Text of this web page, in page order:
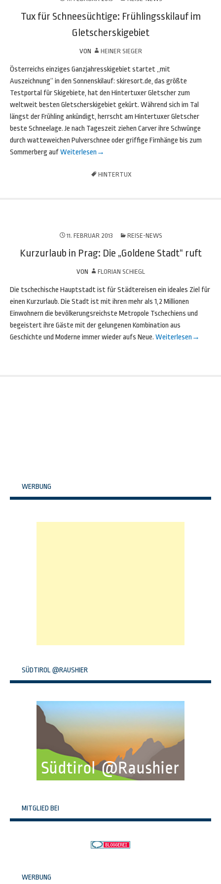
Tux für Schneesüchtige: Frühlingsskilauf im
Gletscherskigebiet
VON HEINER SIEGER
Österreichs einziges Ganzjahresskigebiet startet „mit
Auszeichnung“ in den Sonnenskilauf: skiresort.de, das größte
Testportal für Skigebiete, hat den Hintertuxer Gletscher zum
weltweit besten Gletscherskigebiet gekürt. Während sich im Tal
längst der Frühling ankündigt, herrscht am Hintertuxer Gletscher
beste Schneelage. Je nach Tageszeit ziehen Carver ihre Schwünge
durch watteweichen Pulverschnee oder griffige Firnhänge bis zum
Sommerberg aufWeiterlesen →
HINTERTUX
11. FEBRUAR 2013 REISE-NEWS
Kurzurlaub in Prag: Die „Goldene Stadt“ ruft
VON FLORIAN SCHIEGL
Die tschechische Hauptstadt ist für Städtereisen ein ideales Ziel für
einen Kurzurlaub. Die Stadt ist mit ihren mehr als 1,2 Millionen
Einwohnern die bevölkerungsreichste Metropole Tschechiens und
begeistert ihre Gäste mit der gelungenen Kombination aus
Geschichte und Moderne immer wieder aufs Neue. Weiterlesen →
WERBUNG
SÜDTIROL @RAUSHIER
MITGLIED BEI
WERBUNG